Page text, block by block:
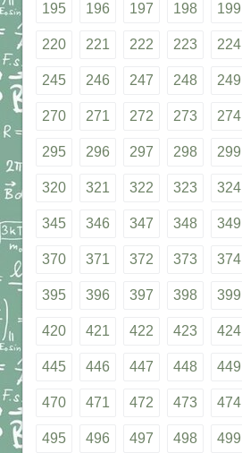
195 196 197 198 199
220 221 222 223 224
245 246 247 248 249
270 271 272 273 274
295 296 297 298 299
320 321 322 323 324
345 346 347 348 349
370 371 372 373 374
395 396 397 398 399
420 421 422 423 424
445 446 447 448 449
470 471 472 473 474
495 496 497 498 499